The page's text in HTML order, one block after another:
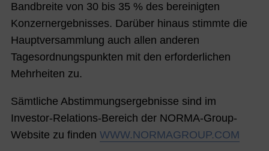
Bandbreite von 30 bis 35 % des bereinigten
Konzernergebnisses. Darüber hinaus stimmte die
Hauptversammlung auch allen anderen
Tagesordnungspunkten mit den erforderlichen
Mehrheiten zu.
Sämtliche Abstimmungsergebnisse sind im
Investor-Relations-Bereich der NORMA-Group-
Website zu finden WWW.NORMAGROUP.COM